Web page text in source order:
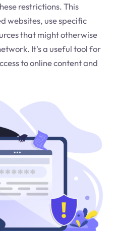
restrictions. This
websites, use specific
that might otherwise
It's a useful tool for
to online content and